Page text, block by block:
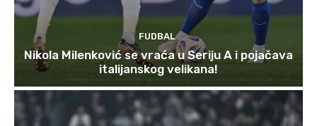
FUDBAL
Nikola Milenković se vraća u Seriju A i pojačava
italijanskog velikana!